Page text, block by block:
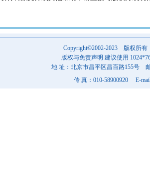
Copyright©2002-2023 版权所有
版权与免责声明 建议使用
地 址：北京市昌平区昌百路155号
传 真：010-58900920 E-